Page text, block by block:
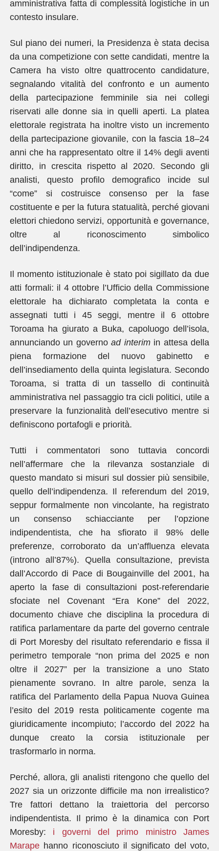
amministrativa fatta di complessità logistiche in un
contesto insulare.
Sul piano dei numeri, la Presidenza è stata decisa
da una competizione con sette candidati, mentre la
Camera ha visto oltre quattrocento candidature,
segnalando vitalità del confronto e un aumento
della partecipazione femminile sia nei collegi
riservati alle donne sia in quelli aperti. La platea
elettorale registrata ha inoltre visto un incremento
della partecipazione giovanile, con la fascia 18–24
anni che ha rappresentato oltre il 14% degli aventi
diritto, in crescita rispetto al 2020. Secondo gli
analisti, questo profilo demografico incide sul
“come” si costruisce consenso per la fase
costituente e per la futura statualità, perché giovani
elettori chiedono servizi, opportunità e governance,
oltre al riconoscimento simbolico
dell’indipendenza.
Il momento istituzionale è stato poi sigillato da due
atti formali: il 4 ottobre l’Ufficio della Commissione
elettorale ha dichiarato completata la conta e
assegnati tutti i 45 seggi, mentre il 6 ottobre
Toroama ha giurato a Buka, capoluogo dell’isola,
annunciando un governoad interimin attesa della
piena formazione del nuovo gabinetto e
dell’insediamento della quinta legislatura. Secondo
Toroama, si tratta di un tassello di continuità
amministrativa nel passaggio tra cicli politici, utile a
preservare la funzionalità dell’esecutivo mentre si
definiscono portafogli e priorità.
Tutti i commentatori sono tuttavia concordi
nell’affermare che la rilevanza sostanziale di
questo mandato si misuri sul dossier più sensibile,
quello dell’indipendenza. Il referendum del 2019,
seppur formalmente non vincolante, ha registrato
un consenso schiacciante per l’opzione
indipendentista, che ha sfiorato il 98% delle
preferenze, corroborato da un’affluenza elevata
(introno all’87%). Quella consultazione, prevista
dall’Accordo di Pace di Bougainville del 2001, ha
aperto la fase di consultazioni post-referendarie
sfociate nel Covenant “Era Kone” del 2022,
documento chiave che disciplina la procedura di
ratifica parlamentare da parte del governo centrale
di Port Moresby del risultato referendario e fissa il
perimetro temporale “non prima del 2025 e non
oltre il 2027” per la transizione a uno Stato
pienamente sovrano. In altre parole, senza la
ratifica del Parlamento della Papua Nuova Guinea
l’esito del 2019 resta politicamente cogente ma
giuridicamente incompiuto; l’accordo del 2022 ha
dunque creato la corsia istituzionale per
trasformarlo in norma.
Perché, allora, gli analisti ritengono che quello del
2027 sia un orizzonte difficile ma non irrealistico?
Tre fattori dettano la traiettoria del percorso
indipendentista. Il primo è la dinamica con Port
Moresby: i governi del primo ministro James
Marape hanno riconosciuto il significato del voto,